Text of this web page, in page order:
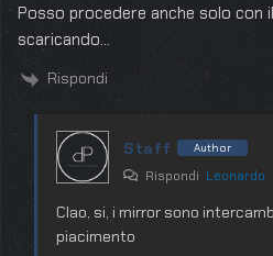
Posso procedere anche solo
scaricando…
Rispondi
Staff Author
Rispondi Leonardo
CIao, si, i mirror sono
piacimento